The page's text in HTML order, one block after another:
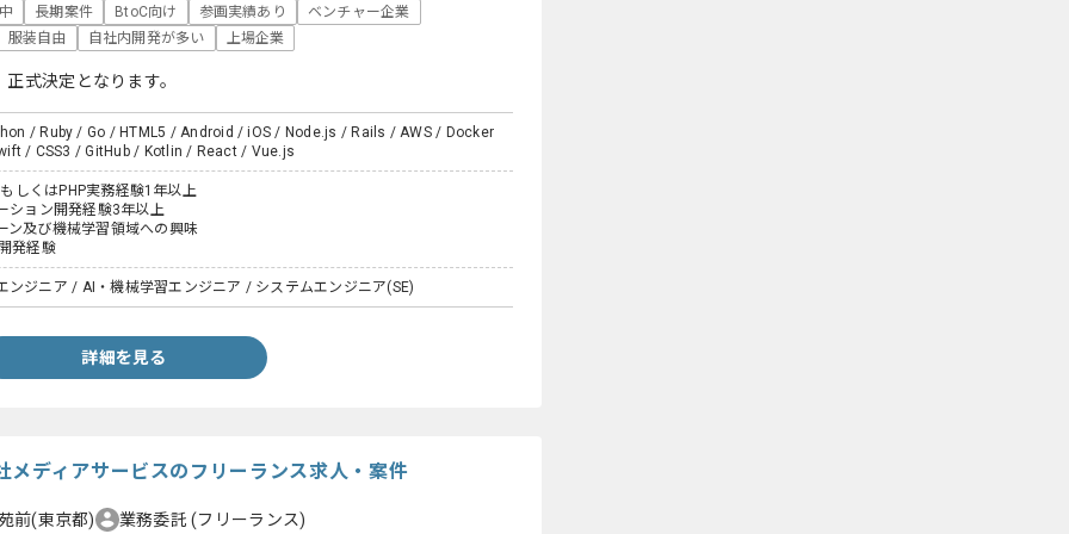
長期案件 BtoC向け 参画実績あり
ベンチャー企業
服装自由
自社内開発が多い 上場企業
式決定となります。
/ Ruby / Go / HTML5 / Android / iOS / Node.js / Rails / AWS / Docker
/ CSS3 / GitHub / Kotlin / React / Vue.js
しくはPHP実務経験1年以上
ション開発経験3年以上
ン及び機械学習領域への興味
発経験
ンジニア / AI・機械学習エンジニア / システムエンジニア(SE)
詳細を見る
メディアサービスのフリーランス求人・案件
前(東京都) 業務委託(フリーランス)